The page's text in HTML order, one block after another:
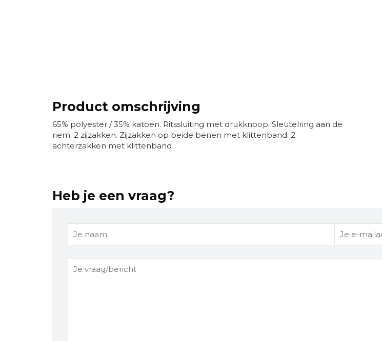
Product omschrijving
65% polyester / 35% katoen. Ritssluiting met drukknoop. Sleutelring aan de
riem. 2 zijzakken. Zijzakken op beide benen met klittenband. 2
achterzakken met klittenband
Heb je een vraag?